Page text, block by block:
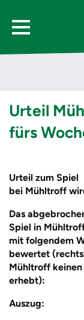
Urteil
fürs
Urteil zum Spiel
bei Mühltroff
Das
Spiel in
mit folgendem
bewertet
Mühltroff keinen
erhebt):
Auszug: